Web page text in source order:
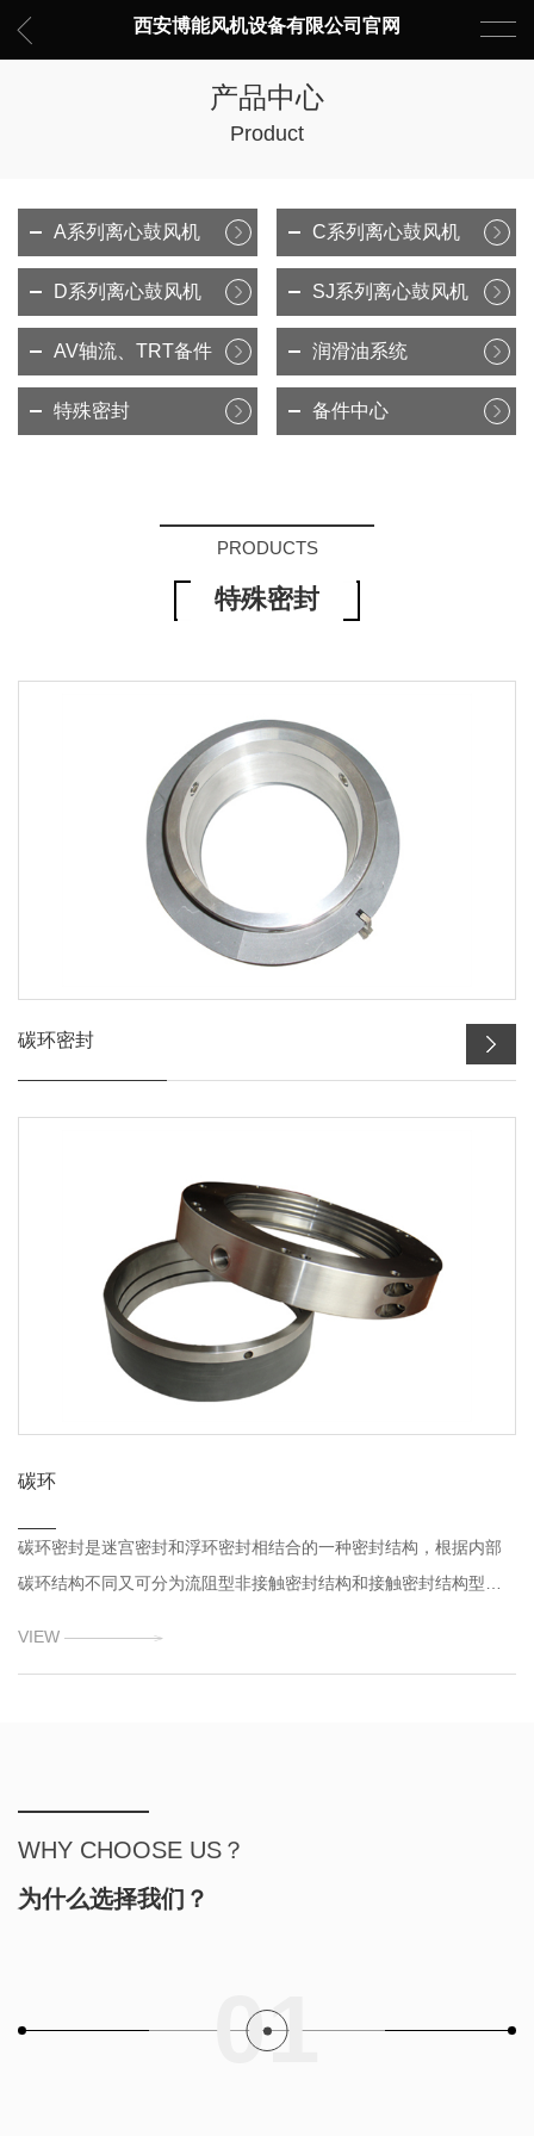
西安博能风机设备有限公司官网
产品中心
Product
A系列离心鼓风机 C系列离心鼓风机
D系列离心鼓风机 SJ系列离心鼓风机
AV轴流、TRT备件 润滑油系统
特殊密封 备件中心
PRODUCTS
特殊密封
碳环密封
碳环
碳环密封是迷宫密封和浮环密封相结合的一种密封结构，根据内部
碳环结构不同又可分为流阻型非接触密封结构和接触密封结构型
VIEW
WHY CHOOSE US？
为什么选择我们？
01